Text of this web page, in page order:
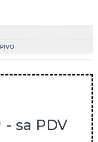
PIVO
- sa PDV